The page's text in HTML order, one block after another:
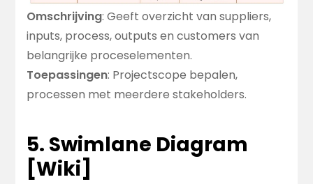
Omschrijving: Geeft overzicht van suppliers,
inputs, process, outputs en customers van
belangrijke proceselementen.
Toepassingen: Projectscope bepalen,
processen met meerdere stakeholders.
5. Swimlane Diagram
[Wiki]